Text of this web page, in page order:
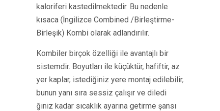
kaloriferi kastedilmektedir. Bu nedenle
kısaca (İngilizce Combined /Birleştirme-
Birleşik) Kombi olarak adlandırılır.
Kombiler birçok özelliği ile avantajlı bir
sistemdir. Boyutları ile küçüktür, hafiftir, az
yer kaplar, istediğiniz yere montaj edilebilir,
bunun yanı sıra sessiz çalışır ve diledi
ğiniz kadar sıcaklık ayarına getirme şansı